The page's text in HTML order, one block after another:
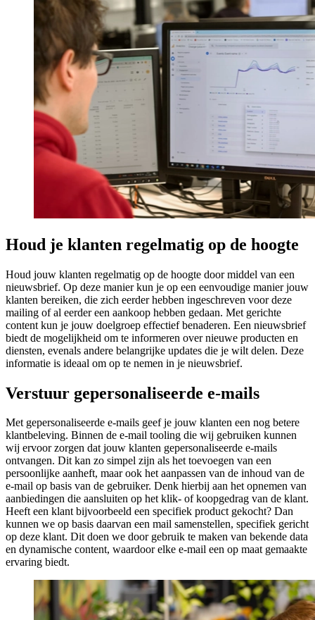
Houd je klanten regelmatig op de hoogte
Houd jouw klanten regelmatig op de hoogte door middel van een
nieuwsbrief. Op deze manier kun je op een eenvoudige manier jouw
klanten bereiken, die zich eerder hebben ingeschreven voor deze
mailing of al eerder een aankoop hebben gedaan. Met gerichte
content kun je jouw doelgroep effectief benaderen. Een nieuwsbrief
biedt de mogelijkheid om te informeren over nieuwe producten en
diensten, evenals andere belangrijke updates die je wilt delen. Deze
informatie is ideaal om op te nemen in je nieuwsbrief.
Verstuur gepersonaliseerde e-mails
Met gepersonaliseerde e-mails geef je jouw klanten een nog betere
klantbeleving. Binnen de e-mail tooling die wij gebruiken kunnen
wij ervoor zorgen dat jouw klanten gepersonaliseerde e-mails
ontvangen. Dit kan zo simpel zijn als het toevoegen van een
persoonlijke aanheft, maar ook het aanpassen van de inhoud van de
e-mail op basis van de gebruiker. Denk hierbij aan het opnemen van
aanbiedingen die aansluiten op het klik- of koopgedrag van de klant.
Heeft een klant bijvoorbeeld een specifiek product gekocht? Dan
kunnen we op basis daarvan een mail samenstellen, specifiek gericht
op deze klant. Dit doen we door gebruik te maken van bekende data
en dynamische content, waardoor elke e-mail een op maat gemaakte
ervaring biedt.